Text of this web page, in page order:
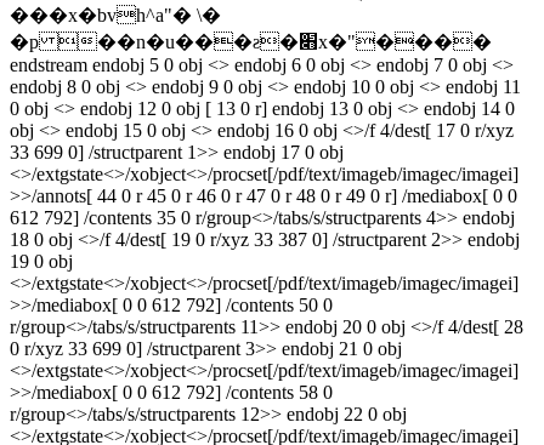
���x�bvh^a"� \�
�p ��n�u���ƨ�׋x�"����
endstream endobj 5 0 obj <> endobj 6 0 obj <> endobj 7 0 obj <>
endobj 8 0 obj <> endobj 9 0 obj <> endobj 10 0 obj <> endobj 11
0 obj <> endobj 12 0 obj [ 13 0 r] endobj 13 0 obj <> endobj 14 0
obj <> endobj 15 0 obj <> endobj 16 0 obj <>/f 4/dest[ 17 0 r/xyz
33 699 0] /structparent 1>> endobj 17 0 obj
<>/extgstate<>/xobject<>/procset[/pdf/text/imageb/imagec/imagei]
>>/annots[ 44 0 r 45 0 r 46 0 r 47 0 r 48 0 r 49 0 r] /mediabox[ 0 0
612 792] /contents 35 0 r/group<>/tabs/s/structparents 4>> endobj
18 0 obj <>/f 4/dest[ 19 0 r/xyz 33 387 0] /structparent 2>> endobj
19 0 obj
<>/extgstate<>/xobject<>/procset[/pdf/text/imageb/imagec/imagei]
>>/mediabox[ 0 0 612 792] /contents 50 0
r/group<>/tabs/s/structparents 11>> endobj 20 0 obj <>/f 4/dest[ 28
0 r/xyz 33 699 0] /structparent 3>> endobj 21 0 obj
<>/extgstate<>/xobject<>/procset[/pdf/text/imageb/imagec/imagei]
>>/mediabox[ 0 0 612 792] /contents 58 0
r/group<>/tabs/s/structparents 12>> endobj 22 0 obj
<>/extgstate<>/xobject<>/procset[/pdf/text/imageb/imagec/imagei]